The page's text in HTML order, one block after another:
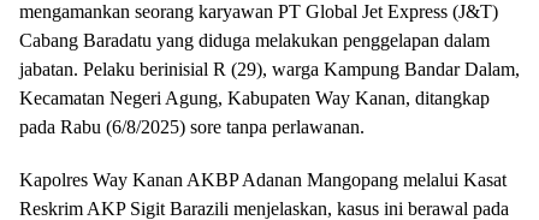
mengamankan seorang karyawan PT Global Jet Express (J&T)
Cabang Baradatu yang diduga melakukan penggelapan dalam
jabatan. Pelaku berinisial R (29), warga Kampung Bandar Dalam,
Kecamatan Negeri Agung, Kabupaten Way Kanan, ditangkap
pada Rabu (6/8/2025) sore tanpa perlawanan.
Kapolres Way Kanan AKBP Adanan Mangopang melalui Kasat
Reskrim AKP Sigit Barazili menjelaskan, kasus ini berawal pada